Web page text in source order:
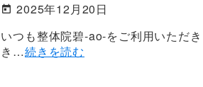
2025年12月20日
いつも整体院碧-ao-をご利用いただ
き…続きを読む